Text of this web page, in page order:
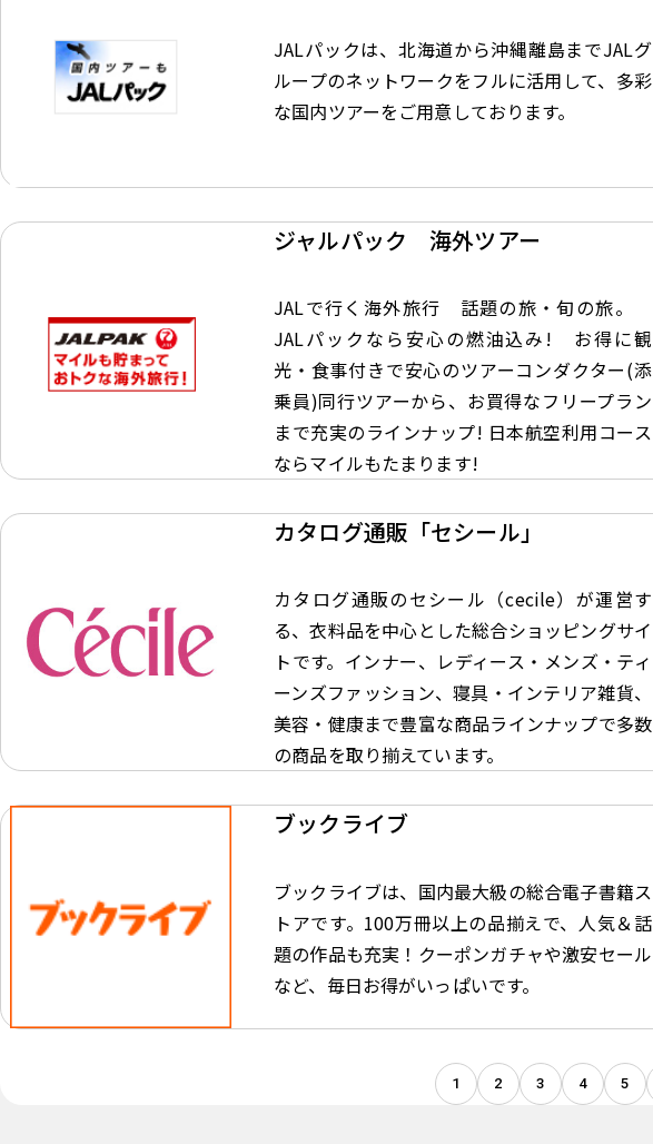
JALパックは、北海道から沖縄離島までJALグ
ループのネットワークをフルに活用して、多彩
な国内ツアーをご用意しております。
ジャルパック 海外ツアー
JALで行く海外旅行 話題の旅・旬の旅。
JALパックなら安心の燃油込み! お得に観
光・食事付きで安心のツアーコンダクター(添
乗員)同行ツアーから、お買得なフリープラン
まで充実のラインナップ! 日本航空利用コース
ならマイルもたまります!
カタログ通販「セシール」
カタログ通販のセシール（cecile）が運営す
る、衣料品を中心とした総合ショッピングサイ
トです。インナー、レディース・メンズ・ティ
ーンズファッション、寝具・インテリア雑貨、
美容・健康まで豊富な商品ラインナップで多数
の商品を取り揃えています。
ブックライブ
ブックライブは、国内最大級の総合電子書籍ス
トアです。100万冊以上の品揃えで、人気＆話
題の作品も充実！クーポンガチャや激安セール
など、毎日お得がいっぱいです。
1 2 3 4 5